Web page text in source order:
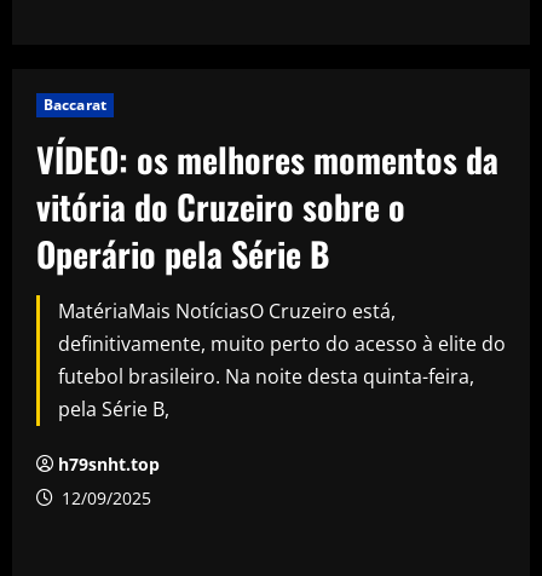
Baccarat
VÍDEO: os melhores momentos da
vitória do Cruzeiro sobre o
Operário pela Série B
MatériaMais NotíciasO Cruzeiro está,
definitivamente, muito perto do acesso à elite do
futebol brasileiro. Na noite desta quinta-feira,
pela Série B,
h79snht.top
12/09/2025